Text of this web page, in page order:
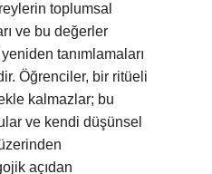
toplumsal
ve bu değerler
tanımlamaları
Öğrenciler, bir ritüeli
kalmazlar; bu
ve kendi düşünsel
açıdan